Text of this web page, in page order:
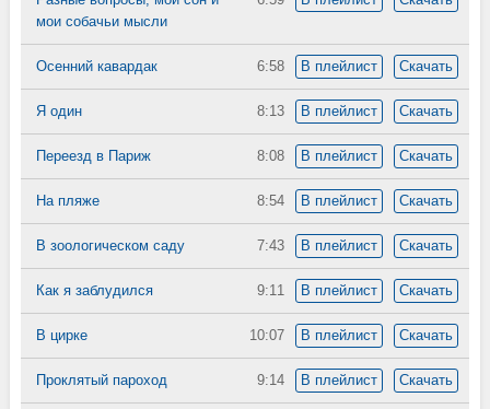
мои собачьи мысли
6:58 В плейлист Скачать
Осенний кавардак
8:13 В плейлист Скачать
Я один
8:08 В плейлист Скачать
Переезд в Париж
8:54 В плейлист Скачать
На пляже
7:43 В плейлист Скачать
В зоологическом саду
9:11 В плейлист Скачать
Как я заблудился
10:07 В плейлист Скачать
В цирке
9:14 В плейлист Скачать
Проклятый пароход